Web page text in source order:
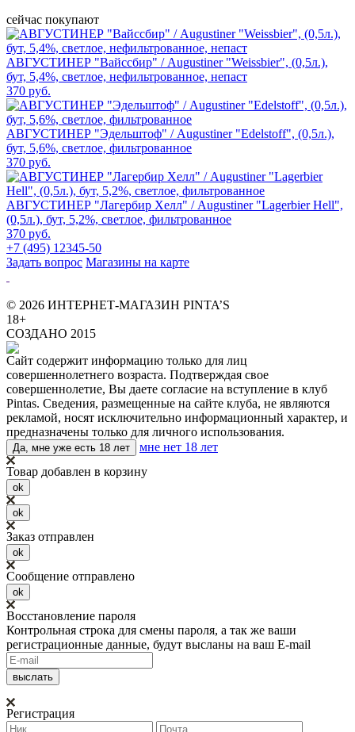
сейчас покупают
АВГУСТИНЕР "Вайссбир" / Augustiner "Weissbier", (0,5л.),
бут, 5,4%, светлое, нефильтрованное, непаст
370 руб.
АВГУСТИНЕР "Эдельштоф" / Augustiner "Edelstoff", (0,5л.),
бут, 5,6%, светлое, фильтрованное
370 руб.
АВГУСТИНЕР "Лагербир Хелл" / Augustiner "Lagerbier Hell",
(0,5л.), бут, 5,2%, светлое, фильтрованное
370 руб.
+7 (495) 12345-50
Задать вопрос Магазины на карте
© 2026 ИНТЕРНЕТ-МАГАЗИН PINTA’S
18+
СОЗДАНО 2015
Сайт содержит информацию только для лиц
совершеннолетнего возраста. Подтверждая свое
совершеннолетие, Вы даете согласие на вступление в клуб
Pintas. Сведения, размещенные на сайте клуба, не являются
рекламой, носят исключительно информационный характер, и
предназначены только для личного использования.
Да, мне уже есть 18 лет
мне нет 18 лет
Товар добавлен в корзину
ok
ok
Заказ отправлен
ok
Сообщение отправлено
ok
Восстановление пароля
Контрольная строка для смены пароля, а так же ваши
регистрационные данные, будут высланы на ваш E-mail
Регистрация